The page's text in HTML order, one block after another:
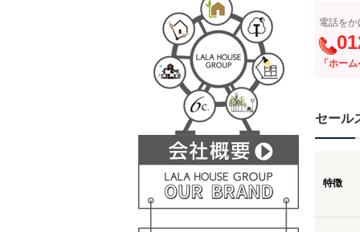
電話を
「ホー
セール
特徴